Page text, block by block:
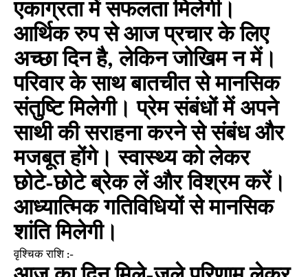
एकाग्रता में सफलता मिलेगी।
आर्थिक रुप से आज प्रचार के लिए
अच्छा दिन है, लेकिन जोखिम न में।
परिवार के साथ बातचीत से मानसिक
संतुष्टि मिलेगी। प्रेम संबंधों में अपने
साथी की सराहना करने से संबंध और
मजबूत होंगे। स्वास्थ्य को लेकर
छोटे-छोटे ब्रेक लें और विश्रम करें।
आध्यात्मिक गतिविधियों से मानसिक
शांति मिलेगी।
वृश्चिक राशि :-